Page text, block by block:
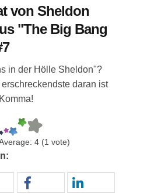
von Sheldon
"The Big Bang
in der Hölle Sheldon"?
daran ist
4 (1 vote)